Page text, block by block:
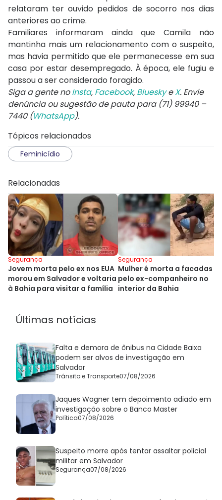
relataram ter ouvido pedidos de socorro nos dias
anteriores ao crime.
Familiares informaram ainda que Camila não
mantinha mais um relacionamento com o suspeito,
mas havia permitido que ele permanecesse em sua
casa por estar desempregado. À época, ele fugiu e
passou a ser considerado foragido.
Siga a gente noInsta, Facebook, BlueskyeX. Envie
denúncia ou sugestão de pauta para (71) 99940 –
7440 (WhatsApp).
Tópicos relacionados
Feminicídio
Relacionadas
Segurança
Jovem morta pelo ex nos EUA
morou em Salvador e voltaria
à Bahia para visitar a família
Segurança
Mulher é morta a facadas
pelo ex-companheiro no
interior da Bahia
Últimas notícias
Falta e demora de ônibus na Cidade Baixa
podem ser alvos de investigação em
Salvador
Trânsito e Transporte07/08/2026
Jaques Wagner tem depoimento adiado em
investigação sobre o Banco Master
Política07/08/2026
Suspeito morre após tentar assaltar policial
militar em Salvador
Segurança07/08/2026